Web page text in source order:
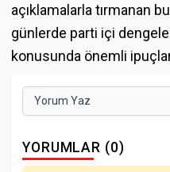
açıklamalarla tırmanan
günlerde parti içi
konusunda önemli
Yorum Yaz
YORUMLAR (0)